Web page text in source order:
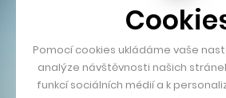
Pomocí cookies ukládáme vaše
analýze návštěvnosti našich
funkcí sociálních médií a k